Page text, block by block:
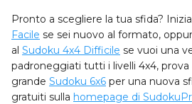
Pronto a scegliere la tua sfida?
Facile se sei nuovo al formato,
al Sudoku 4x4 Difficile se vuoi una
padroneggiati tutti i livelli 4x4, prova
grande Sudoku 6x6 per una nuova
gratuiti sulla homepage di